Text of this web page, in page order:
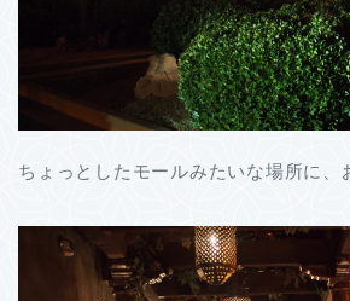
ちょっとしたモールみたいな場所に、